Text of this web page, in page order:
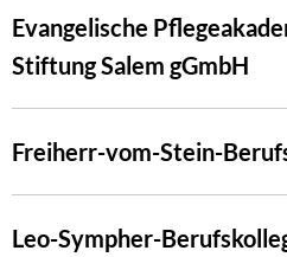
Evangelische
Stiftung Salem gGmbH
Freiherr-vom-Stein-
Leo-Sympher-